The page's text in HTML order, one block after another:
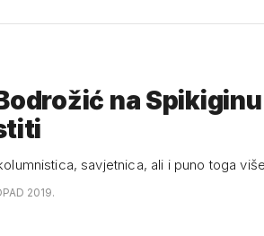
na
savjetnica, ali i puno toga više
2019.